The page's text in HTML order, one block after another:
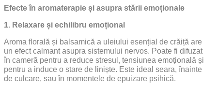
Efecte în aromaterapie și asupra stării emoționale
1. Relaxare și echilibru emoțional
Aroma florală și balsamică a uleiului esențial de crăiță are
un efect calmant asupra sistemului nervos. Poate fi difuzat
în cameră pentru a reduce stresul, tensiunea emoțională și
pentru a induce o stare de liniște. Este ideal seara, înainte
de culcare, sau în momentele de epuizare psihică.